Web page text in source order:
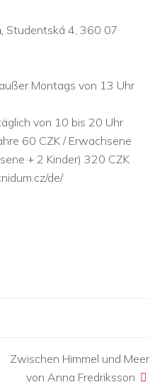
Studentská 4, 360 07
Montags von 13 Uhr
von 10 bis 20 Uhr
60 CZK / Erwachsene
+ 2 Kinder) 320 CZK
de/
Zwischen Himmel und Meer
von Anna Fredriksson